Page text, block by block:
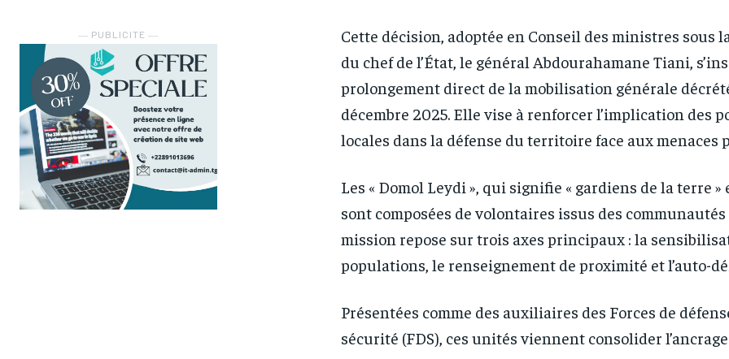
FOREVER
1-YEAR
FOREVER
1-YEAR
― PUBLICITE ―
Cette décision, adoptée en Conseil des ministres sous
du chef de l’État, le général Abdourahamane Tiani,
prolongement direct de la mobilisation générale
décembre 2025. Elle vise à renforcer l’implication des
locales dans la défense du territoire face aux menaces
Les « Domol Leydi », qui signifie « gardiens de la terre
sont composées de volontaires issus des
mission repose sur trois axes principaux : la
populations, le renseignement de proximité et l’auto-
Présentées comme des auxiliaires des Forces de
sécurité (FDS), ces unités viennent consolider